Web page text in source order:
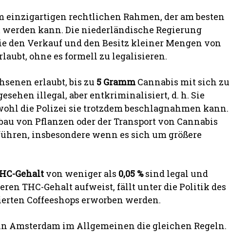
rechtlichen Rahmen, der am besten
werden kann. Die niederländische Regierung
den Verkauf und den Besitz kleiner Mengen von
ohne es formell zu legalisieren.
erlaubt, bis zu 5 Gramm Cannabis mit sich zu
illegal, aber entkriminalisiert, d. h. Sie
die Polizei sie trotzdem beschlagnahmen kann.
von Pflanzen oder der Transport von Cannabis
insbesondere wenn es sich um größere
Gehaltvon weniger als 0,05 %sind legal und
THC-Gehalt aufweist, fällt unter die Politik des
Coffeeshops erworben werden.
Amsterdam im Allgemeinen die gleichen Regeln.